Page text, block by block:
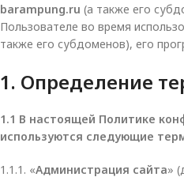
barampung.ru (а также его
Пользователе во время
также его субдоменов), его
1. Определение
1.1 В настоящей Политике
используются следующие
1.1.1. «Администрация сайта»